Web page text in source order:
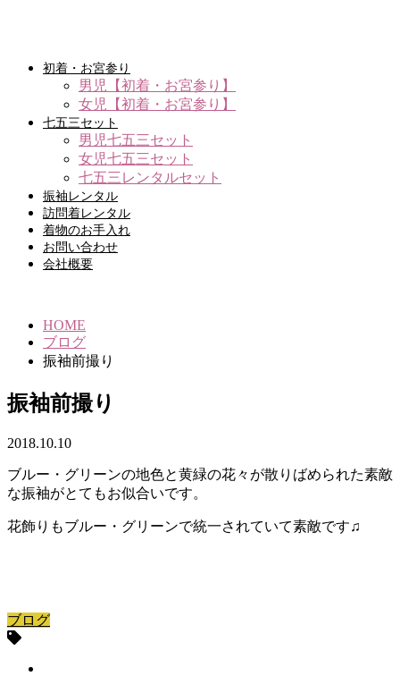
初着・お宮参り
男児【初着・お宮参り】
女児【初着・お宮参り】
七五三セット
男児七五三セット
女児七五三セット
七五三レンタルセット
振袖レンタル
訪問着レンタル
着物のお手入れ
お問い合わせ
会社概要
HOME
ブログ
振袖前撮り
振袖前撮り
2018.10.10
ブルー・グリーンの地色と黄緑の花々が散りばめられた素敵
な振袖がとてもお似合いです。
花飾りもブルー・グリーンで統一されていて素敵です♫
ブログ